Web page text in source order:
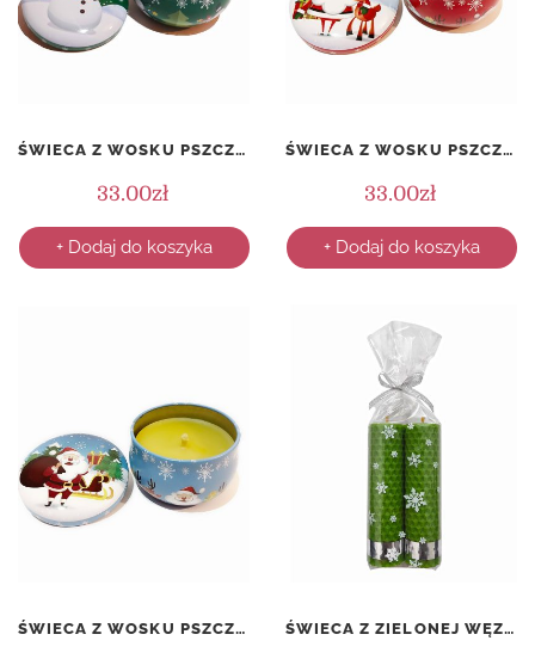
ŚWIECA Z WOSKU PSZCZELEGO W PUSZCE – ŚWIĄTECZNA – WZÓR 2
33.00zł
+ Dodaj do koszyka
ŚWIECA Z WOSKU PSZCZELEGO W PUSZCE – ŚWIĄTECZNA – WZÓR 3
33.00zł
+ Dodaj do koszyka
ŚWIECA Z WOSKU PSZCZELEGO W PUSZCE – ŚWIĄTECZNA – WZÓR 4 ŚWIECA Z ZIELONEJ WĘZY PSZCZELEJ – KOMPLET (2 SZTUKI)